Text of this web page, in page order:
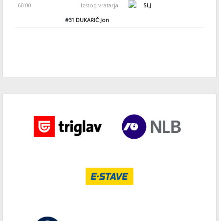
60:00 Izstop vratarja
SLJ
#31 DUKARIČ Jon